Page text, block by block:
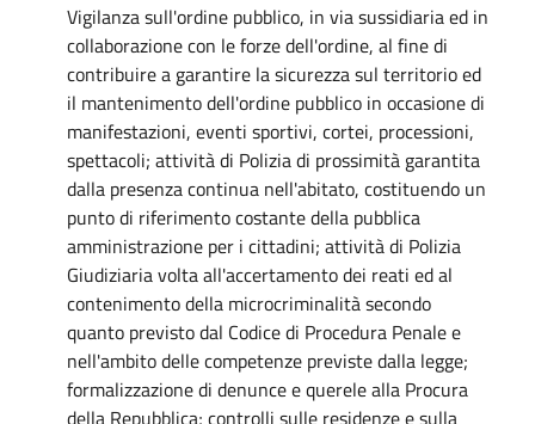
Vigilanza sull'ordine pubblico, in via sussidiaria ed in
collaborazione con le forze dell'ordine, al fine di
contribuire a garantire la sicurezza sul territorio ed
il mantenimento dell'ordine pubblico in occasione di
manifestazioni, eventi sportivi, cortei, processioni,
spettacoli; attività di Polizia di prossimità garantita
dalla presenza continua nell'abitato, costituendo un
punto di riferimento costante della pubblica
amministrazione per i cittadini; attività di Polizia
Giudiziaria volta all'accertamento dei reati ed al
contenimento della microcriminalità secondo
quanto previsto dal Codice di Procedura Penale e
nell'ambito delle competenze previste dalla legge;
formalizzazione di denunce e querele alla Procura
della Repubblica; controlli sulle residenze e sulla